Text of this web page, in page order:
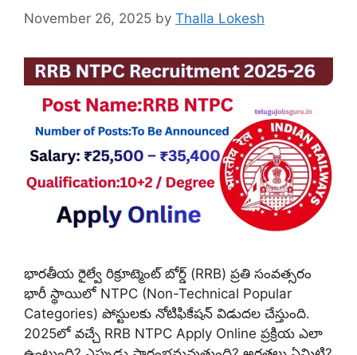
November 26, 2025 by Thalla Lokesh
భారతీయ రైల్వే రిక్రూట్మెంట్ బోర్డ్‌ (RRB) ప్రతి సంవత్సరం
భారీ స్థాయిలో NTPC (Non-Technical Popular
Categories) పోస్టులకు నోటిఫికేషన్ విడుదల చేస్తుంది.
2025లో వచ్చే RRB NTPC Apply Online ప్రక్రియ ఎలా